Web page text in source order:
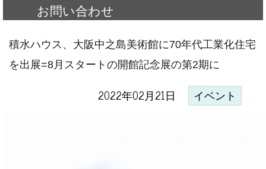
お問い合わせ
積水ハウス、大阪中之島美術館に70年代工業化住宅
を出展=8月スタートの開館記念展の第2期に
2022年02月21日 イベント